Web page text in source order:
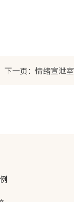
下一页：情绪宣泄室